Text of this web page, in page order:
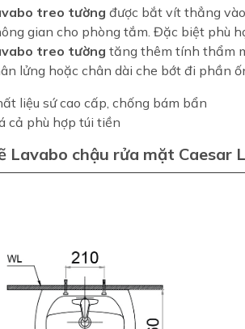
Combo thiết
Combo Máy
mặt trời
Combo thiết
treo tường được bắt vít thẳng
gian cho phòng tắm. Đặc biệt phù
treo tường tăng thêm tính thẩm
lửng hoặc chân dài che bớt đi phần
liệu sứ cao cấp, chống bám bẩn
cả phù hợp túi tiền
Lavabo chậu rửa mặt Caesar